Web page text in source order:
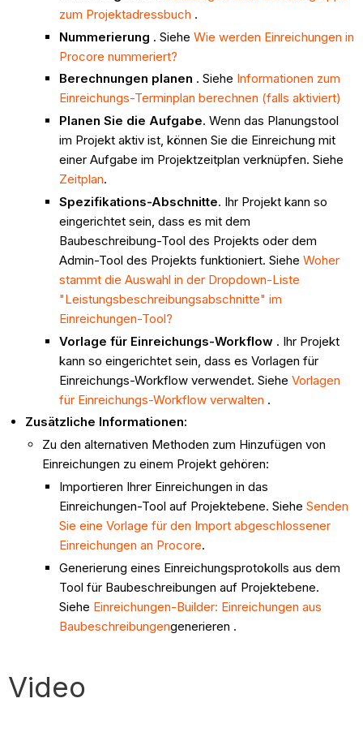
zum Projektadressbuch .
Nummerierung . SieheWie werden Einreichungen in
Procore nummeriert?
Berechnungen planen . Siehe Informationen zum
Einreichungs-Terminplan berechnen (falls aktiviert)
Planen Sie die Aufgabe. Wenn das Planungstool
im Projekt aktiv ist, können Sie die Einreichung mit
einer Aufgabe im Projektzeitplan verknüpfen. Siehe
Zeitplan.
Spezifikations-Abschnitte. Ihr Projekt kann so
eingerichtet sein, dass es mit dem
Baubeschreibung-Tool des Projekts oder dem
Admin-Tool des Projekts funktioniert. SieheWoher
stammt die Auswahl in der Dropdown-Liste
"Leistungsbeschreibungsabschnitte" im
Einreichungen-Tool?
Vorlage für Einreichungs-Workflow . Ihr Projekt
kann so eingerichtet sein, dass es Vorlagen für
Einreichungs-Workflow verwendet. SieheVorlagen
für Einreichungs-Workflow verwalten .
Zusätzliche Informationen:
Zu den alternativen Methoden zum Hinzufügen von
Einreichungen zu einem Projekt gehören:
Importieren Ihrer Einreichungen in das
Einreichungen-Tool auf Projektebene. SieheSenden
Sie eine Vorlage für den Import abgeschlossener
Einreichungen an Procore.
Generierung eines Einreichungsprotokolls aus dem
Tool für Baubeschreibungen auf Projektebene.
Siehe Einreichungen-Builder: Einreichungen aus
Baubeschreibungengenerieren .
Video